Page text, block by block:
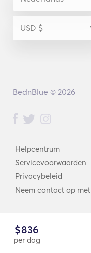
$836
per dag
Helpcentrum
Servicevoorwaarden
Privacybeleid
Neem contact op met
BednBlue © 2026